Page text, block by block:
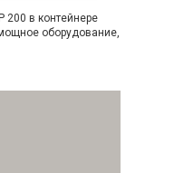
200 в контейнере
оборудование,